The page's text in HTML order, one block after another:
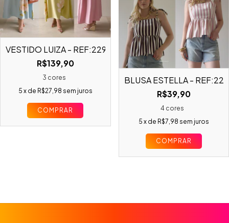
VESTIDO LUIZA - REF:22933
R$139,90
3 cores
5 x de R$27,98 sem juros
COMPRAR
BLUSA ESTELLA -
R$39,90
4 cores
5 x de R$7,98 sem juros
COMPRAR